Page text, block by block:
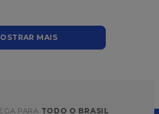
MAIS
PARA TODO O BRASIL